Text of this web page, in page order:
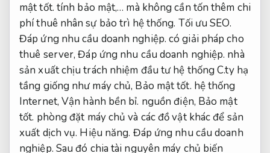
mật tốt. tính bảo mật,… mà không cần tốn thêm chi
phí thuê nhân sự bảo trì hệ thống. Tối ưu SEO.
Đáp ứng nhu cầu doanh nghiệp. có giải pháp cho
thuê server,Đáp ứng nhu cầu doanh nghiệp. nhà
sản xuất chịu trách nhiệm đầu tư hệ thống C.ty hạ
tầng giống như máy chủ, Bảo mật tốt. hệ thống
Internet, Vận hành bền bỉ. nguồn điện, Bảo mật
tốt. phòng đặt máy chủ và các đồ vật khác để sản
xuất dịch vụ. Hiệu năng. Đáp ứng nhu cầu doanh
nghiệp. Sau đó chia tài nguyên máy chủ biến